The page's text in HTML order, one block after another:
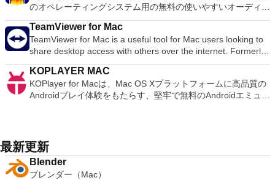
クを追加して、友人と共有できます。 友達を簡単に追加：
QRコード、またはLINE ID。
saves your presentation as you make changes and with
iCloud you can access and edit your work from your Mac,
iPad, iPhone, iPod Touch and iCloud.com. You can import a
varied range of media types including; JPEG, TIFF, PNG,
PSD, EPS, PDF, AIFF, MP3, AAC, and MOV. When you have
to Microsoft PowerPoint, PDF, QuickTime, HTML and image
files. You can then share as Movie to Facebook, Vimeo, and
YouTube. Main Features: Get Started Quickly Easy To Use
でターミナルサービスがアクティブになっていることを確認す
る必要があります。そうでない場合、接続プロンプトは拒否さ
れます。個人的な好みを選択または構成することも可能です。
これには、コンピューターの両方でハードドライブにアクセス
できるようにすることや、マシンの解像度を選択することが含
まれます。 多くの設定オプションと非常に滑らかなインター
フェースを備えたこのソフトウェアは、あなたにとってうまく
機能します。
性を追加します。画像をクリックすると、サイズ変更、トリミ
ング、色調整、目の補正、シャープ、ぼかしなどの一般的なツ
ールを使用してすぐに編集を開始できます。編集が完了した
ら、画像を同じ場所に保存するか、個別に保存することを選択
できます。写真は、Facebook、Twitter、Picasa、Flickrなどの
ソーシャルネットワークでも共有できます。 PhotoScape X
for MacにはGIF作成ツールも備わっています。このツール
は、このアプリケーションに1円も払わないと考えた場合に最
適です。複数の写真をバッチ編集し、写真を結合して楽しいコ
のオペレーティングシステム用の無料の使いやすいオーディオ
エディタおよびレコーダーです。 Audacityを使用して次のこ
とができます。 ライブオーディオを録音します。 テープと記
録をデジタル録音またはCDに変換します。 Ogg Vorbis、
MP3、WAVまたはAIFFサウンドファイルを編集します。 サウ
ンドをカット、コピー、スプライス、またはミックスします。
録音の速度またはピッチを変更します。 LADSPAプラグイン
で新しいエフェクトを追加します。 AC3、M4A /
M4R（AAC）、WMA、およびオプションのライブラリを使用
Audacityを長時間のマルチトラックプロジェクトに使用する場
合、最低2 GB RAMおよび2 GHzプロセッサー（OS X 10.7以
降では4 GB RAM）を推奨します。
TeamViewer for Mac
TeamViewer for Mac is a useful tool for Mac users looking to
share desktop access with others over the internet. Formerly
a tool used primarily by technicians to fix issues on host
computers, TeamViewer is now used by millions of users to
share screens, access remote computers, train and even
conduct virtual meetings. TeamViewer connects to any Mac or
internet Record your session and save it as a video file for
playback Online meetings Drag & Drop files Multi-Monitor
support.
KOPLAYER MAC
KOPlayer for Macは、Mac OS Xプラットフォームに高品質の
Androidプレイ体験をもたらす、堅牢で無料のAndroidエミュレ
れた利点があります。このパフォーマンスの向上により、
KOPlayerでは、Macを使用して、大画面、スムーズな操作、
および「無制限」のストレージオプションを利用できます。
主な機能は次のとおりです。 無料でダウンロードできるコン
最新更新
Blender
ブレンダー（Mac）